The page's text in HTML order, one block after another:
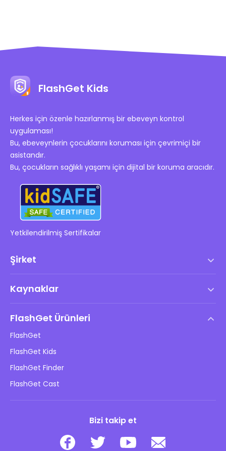
FlashGet Kids
Herkes için özenle hazırlanmış bir ebeveyn kontrol
uygulaması!
Bu, ebeveynlerin çocuklarını koruması için çevrimiçi bir
asistandır.
Bu, çocukların sağlıklı yaşamı için dijital bir koruma aracıdır.
Yetkilendirilmiş Sertifikalar
Şirket
DMCA Politikası
Gizlilik Politikası
Reklam Politikaları
Bilgilerimi Satma
Kaynaklar
Blog
Çocukların Çevrimiçi Güvenliği
İndir
FlashGet Ürünleri
FlashGet
FlashGet Kids
FlashGet Finder
FlashGet Cast
Bizi takip et